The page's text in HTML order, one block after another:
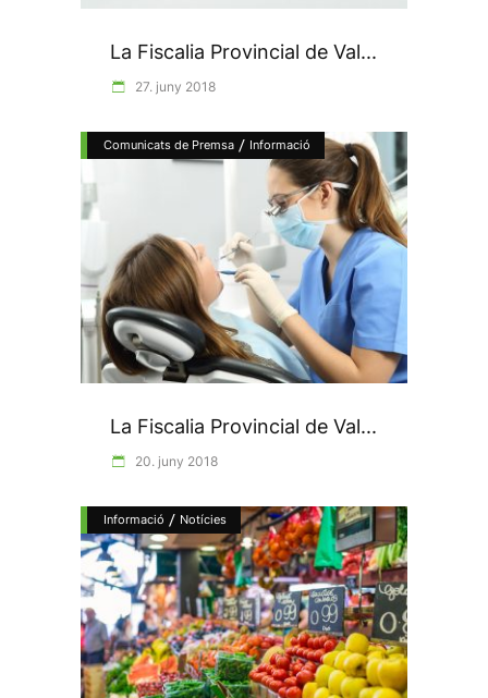
La Fiscalia Provincial de Val...
27. juny 2018
Comunicats de Premsa / Informació
La Fiscalia Provincial de Val...
20. juny 2018
Informació / Notícies